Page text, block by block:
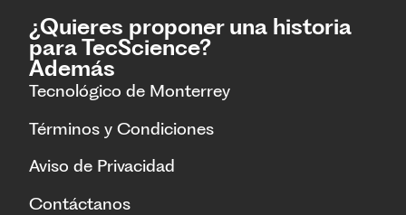
¿Quieres proponer una historia
para TecScience?
Además
Tecnológico de Monterrey
Términos y Condiciones
Aviso de Privacidad
Contáctanos